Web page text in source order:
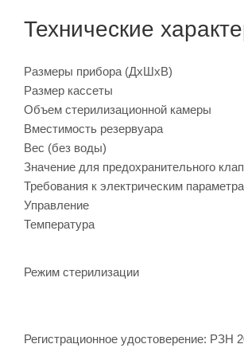
Технические
Размеры прибора (ДхШхВ)
Размер кассеты
Объем стерилизационной камеры
Вместимость резервуара
Вес (без воды)
Значение для предохранительного
Требования к электрическим
Управление
Температура
Режим стерилизации
Регистрационное удостоверение: РЗН